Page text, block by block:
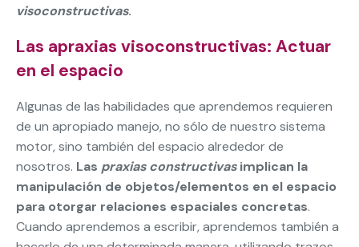
visoconstructivas.
Las apraxias visoconstructivas: Actuar
en el espacio
Algunas de las habilidades que aprendemos requieren
de un apropiado manejo, no sólo de nuestro sistema
motor, sino también del espacio alrededor de
nosotros. Las praxias constructivasimplican la
manipulación de objetos/elementos en el espacio
para otorgar relaciones espaciales concretas.
Cuando aprendemos a escribir, aprendemos también a